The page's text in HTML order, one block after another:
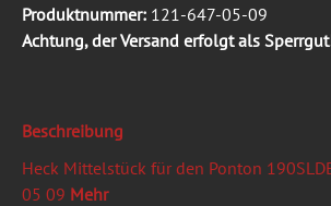
Produktnummer: 121-647-05-09
Achtung, der Versand erfolgt als
Beschreibung
Heck Mittelstück für den Ponton
05 09 Mehr